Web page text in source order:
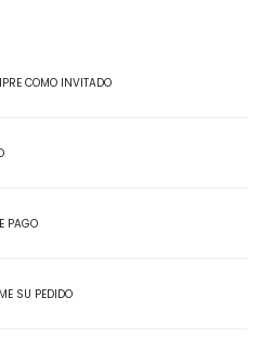
COMO INVITADO
PAGO
SU PEDIDO